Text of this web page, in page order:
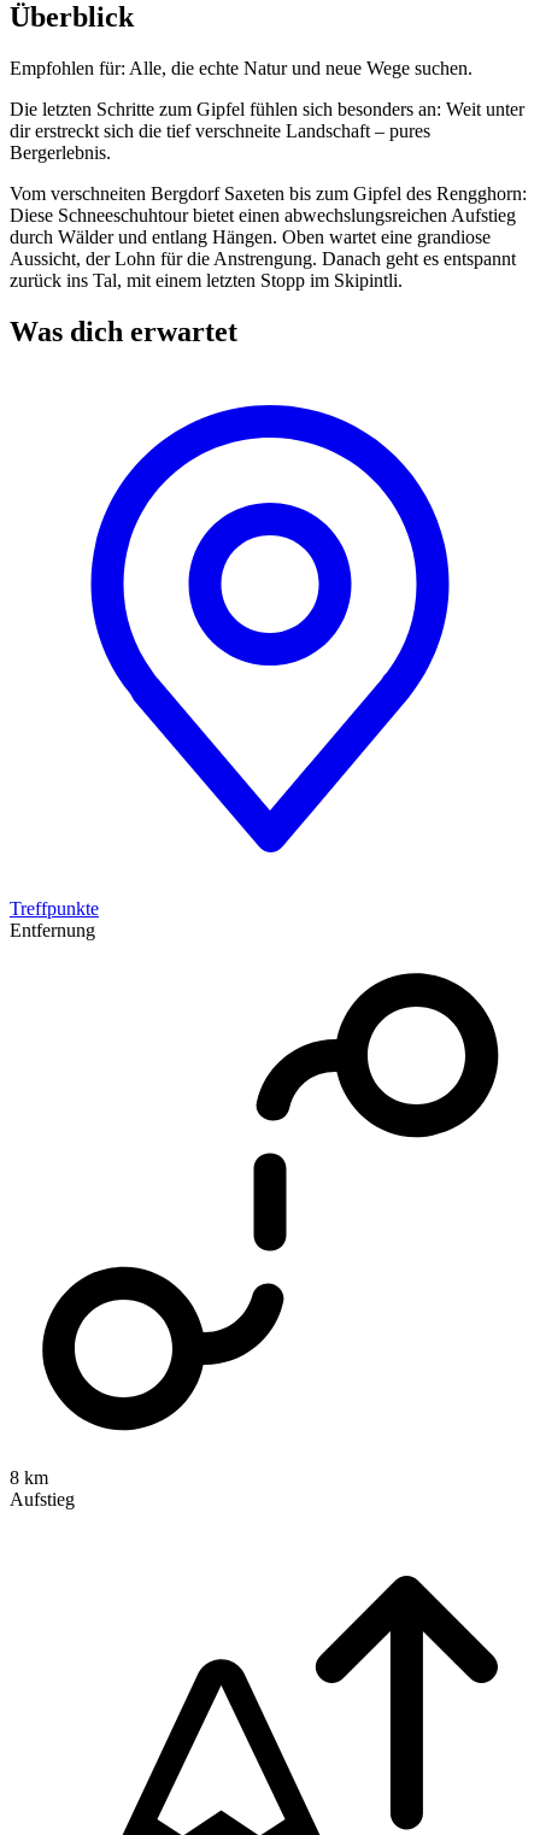
Überblick
Empfohlen für: Alle, die echte Natur und neue Wege suchen.
Die letzten Schritte zum Gipfel fühlen sich besonders an: Weit unter
dir erstreckt sich die tief verschneite Landschaft – pures
Bergerlebnis.
Vom verschneiten Bergdorf Saxeten bis zum Gipfel des Rengghorn:
Diese Schneeschuhtour bietet einen abwechslungsreichen Aufstieg
durch Wälder und entlang Hängen. Oben wartet eine grandiose
Aussicht, der Lohn für die Anstrengung. Danach geht es entspannt
zurück ins Tal, mit einem letzten Stopp im Skipintli.
Was dich erwartet
Treffpunkte
Entfernung
8 km
Aufstieg